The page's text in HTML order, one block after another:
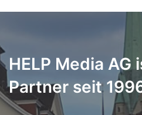
HELP Media AG
Partner seit